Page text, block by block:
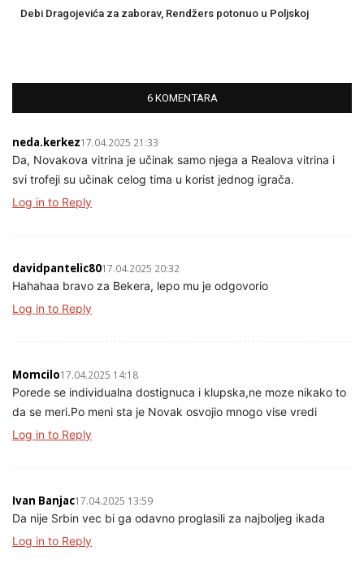
Debi Dragojevića za zaborav, Rendžers potonuo u Poljskoj
6 KOMENTARA
neda.kerkez17.04.2025 21:33
Da, Novakova vitrina je učinak samo njega a Realova vitrina i
svi trofeji su učinak celog tima u korist jednog igrača.
Log in to Reply
davidpantelic8017.04.2025 20:32
Hahahaa bravo za Bekera, lepo mu je odgovorio
Log in to Reply
Momcilo17.04.2025 14:18
Porede se individualna dostignuca i klupska,ne moze nikako to
da se meri.Po meni sta je Novak osvojio mnogo vise vredi
Log in to Reply
Ivan Banjac17.04.2025 13:59
Da nije Srbin vec bi ga odavno proglasili za najboljeg ikada
Log in to Reply